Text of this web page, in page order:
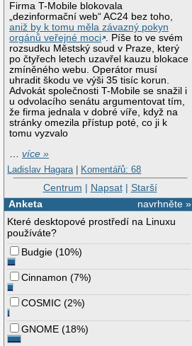
Firma T-Mobile blokovala
„dezinformační web“ AC24 bez toho,
aniž by k tomu měla závazný pokyn
orgánů veřejné moci . Píše to ve svém
rozsudku Městský soud v Praze, který
po čtyřech letech uzavřel kauzu blokace
zmíněného webu. Operátor musí
uhradit škodu ve výši 35 tisíc korun.
Advokát společnosti T-Mobile se snažil i
u odvolacího senátu argumentovat tím,
že firma jednala v dobré víře, když na
stránky omezila přístup poté, co ji k
tomu vyzvalo
…více »
Ladislav Hagara | Komentářů: 68
Centrum | Napsat| Starší
navrhněte »
Anketa
Které desktopové prostředí na Linuxu
používáte?
Budgie (10%)
Cinnamon (7%)
COSMIC (2%)
GNOME (18%)